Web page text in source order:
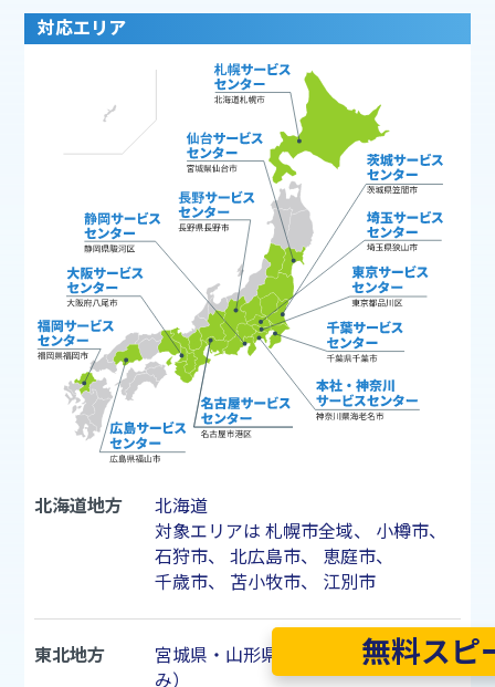
対応エリア
北海道地方
北海道
対象エリアは 札幌市全域、 小樽市、
石狩市、 北広島市、 恵庭市、
千歳市、 苫小牧市、 江別市
東北地方
宮城県・山形県（山形市・天童市の
み）
無料スピ